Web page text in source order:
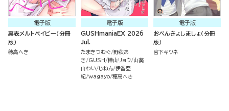
電子版
裏表メルトベイビー（分冊
版）
穂高へき
電子版
GUSHmaniaEX 2026
Jul.
たまきつむぐ 野萩あ
き
GUSH 樺山リョウ 山葵
山わい
じねん 伊香亞
紀 wagayo 穂高へき
電子版
おべんきょしましょ（分冊
版）
宮下キツネ